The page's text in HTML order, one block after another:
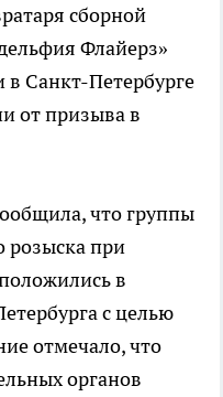
сборной
Флайерз»
Санкт-Петербурге
от призыва в
что группы
розыска при
в
с целью
отмечало, что
органов